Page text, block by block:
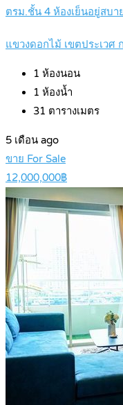
ตรม.ชั้น 4 ห้องเย็นอยู่สบ
แขวงดอกไม้ เขตประเวศ
1 ห้องนอน
1 ห้องน้ำ
31 ตารางเมตร
5 เดือน ago
ขาย For Sale
12,000,000฿